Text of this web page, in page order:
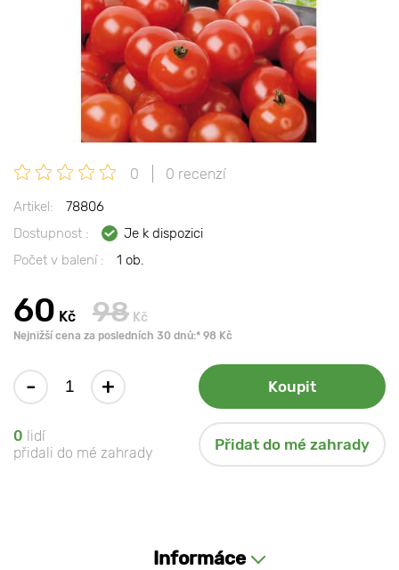
0 0 recenzí
Artikel:
78806
Dostupnost :
Je k dispozici
Počet v balení :
1 ob.
60 Kč 98 Kč
Nejnižší cena za posledních 30 dnů:* 98 Kč
- + Koupit
0 lidí
přidali do mé zahrady
Přidat do mé zahrady
Informáce